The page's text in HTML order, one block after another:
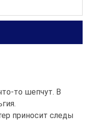
то шепчут. В
приносит следы